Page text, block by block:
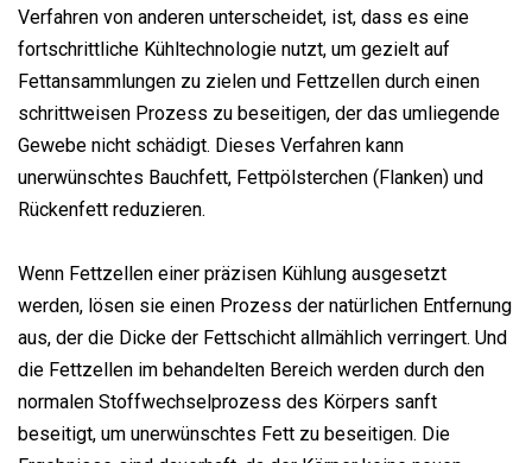
Verfahren von anderen unterscheidet, ist, dass es eine
fortschrittliche Kühltechnologie nutzt, um gezielt auf
Fettansammlungen zu zielen und Fettzellen durch einen
schrittweisen Prozess zu beseitigen, der das umliegende
Gewebe nicht schädigt. Dieses Verfahren kann
unerwünschtes Bauchfett, Fettpölsterchen (Flanken) und
Rückenfett reduzieren.
Wenn Fettzellen einer präzisen Kühlung ausgesetzt
werden, lösen sie einen Prozess der natürlichen Entfernung
aus, der die Dicke der Fettschicht allmählich verringert. Und
die Fettzellen im behandelten Bereich werden durch den
normalen Stoffwechselprozess des Körpers sanft
beseitigt, um unerwünschtes Fett zu beseitigen. Die